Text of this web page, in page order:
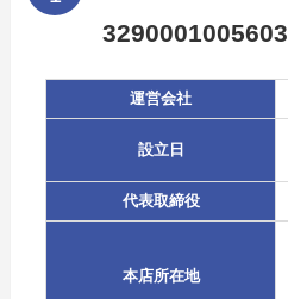
3290001005603
運営会社
設立日
代表取締役
本店所在地